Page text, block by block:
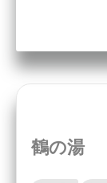
鶴の湯